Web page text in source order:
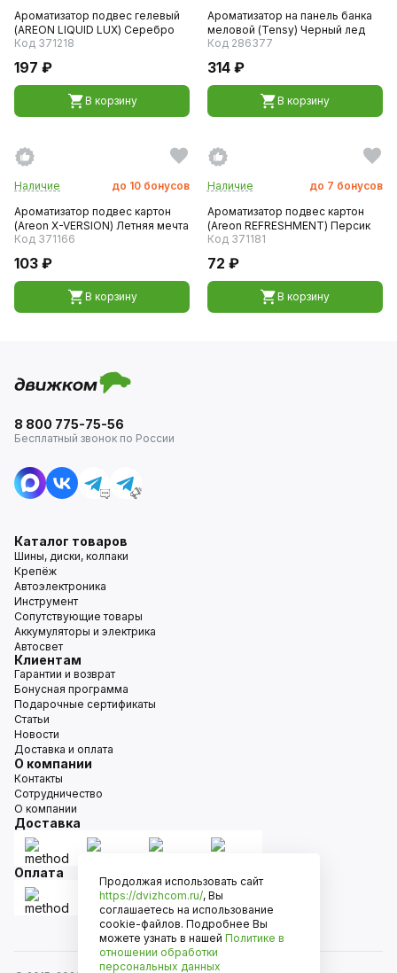
Ароматизатор подвес гелевый
(AREON LIQUID LUX) Серебро
Код 371218
197 ₽
В корзину
Ароматизатор на панель банка
меловой (Tensy) Черный лед
Код 286377
314 ₽
В корзину
Наличие до 10 бонусов
Ароматизатор подвес картон
(Areon X-VERSION) Летняя мечта
Код 371166
103 ₽
В корзину
Наличие до 7 бонусов
Ароматизатор подвес картон
(Areon REFRESHMENT) Персик
Код 371181
72 ₽
В корзину
8 800 775-75-56
Бесплатный звонок по России
Каталог товаров
Шины, диски, колпаки
Крепёж
Автоэлектроника
Инструмент
Сопутствующие товары
Аккумуляторы и электрика
Автосвет
Клиентам
Гарантии и возврат
Бонусная программа
Подарочные сертификаты
Статьи
Новости
Доставка и оплата
О компании
Контакты
Сотрудничество
О компании
Доставка
Оплата
Продолжая использовать сайт
https://dvizhcom.ru/, Вы
соглашаетесь на использование
cookie-файлов. Подробнее Вы
можете узнать в нашей Политике в
отношении обработки
персональных данных